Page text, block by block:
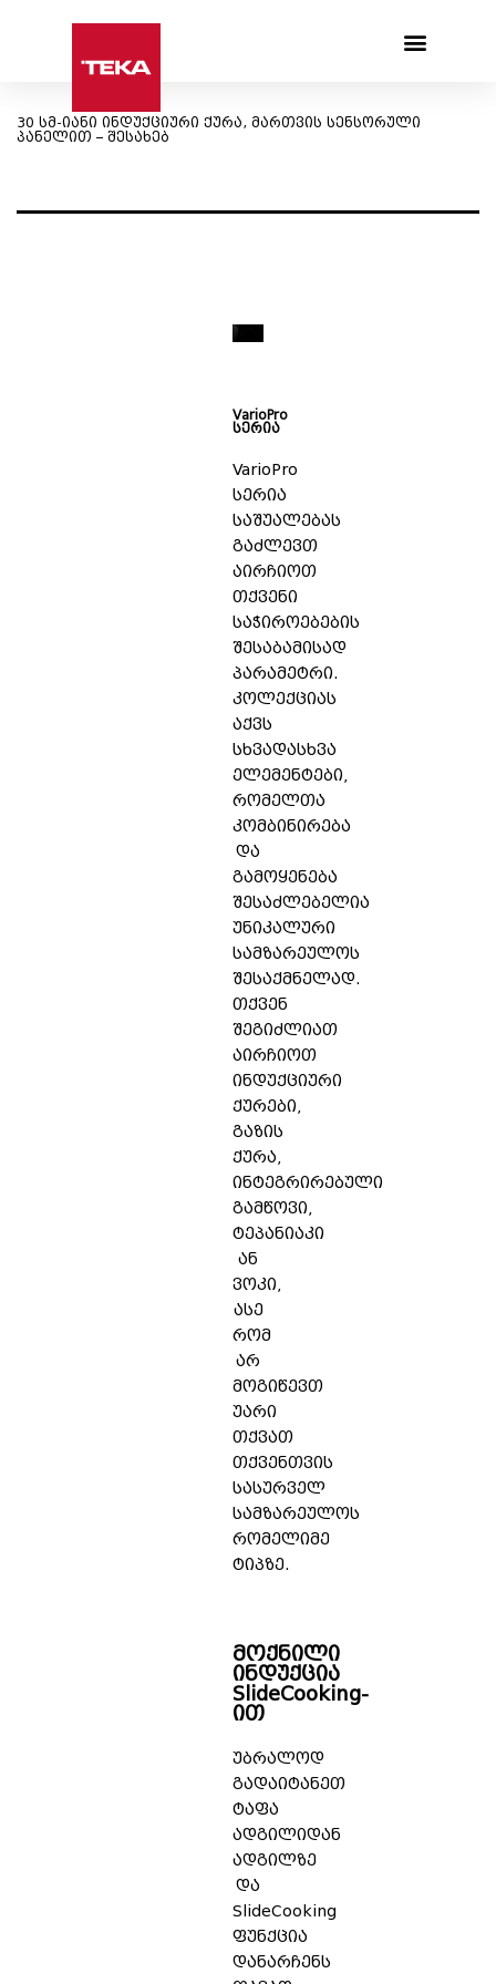
30 სმ-იანი ინდუქციური ქურა, მართვის სენსორული
პანელით – შესახებ
VarioPro
სერია
VarioPro
სერია
საშუალებას
გაძლევთ
აირჩიოთ
თქვენი
საჭიროებების
შესაბამისად
პარამეტრი.
კოლექციას
აქვს
სხვადასხვა
ელემენტები,
რომელთა
კომბინირება
და
გამოყენება
შესაძლებელია
უნიკალური
სამზარეულოს
შესაქმნელად.
თქვენ
შეგიძლიათ
აირჩიოთ
ინდუქციური
ქურები,
გაზის
ქურა,
ინტეგრირებული
გამწოვი,
ტეპანიაკი
ან
ვოკი,
ასე
რომ
არ
მოგიწევთ
უარი
თქვათ
თქვენთვის
სასურველ
სამზარეულოს
რომელიმე
ტიპზე.
მოქნილი
ინდუქცია
SlideCooking-
ით
უბრალოდ
გადაიტანეთ
ტაფა
ადგილიდან
ადგილზე
და
SlideCooking
ფუნქცია
დანარჩენს